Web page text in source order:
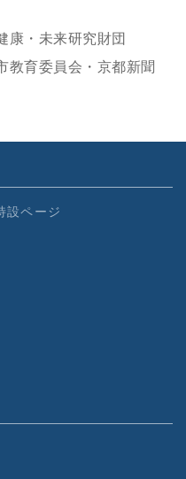
康・未来研究財団
教育委員会・京都新聞
設ページ